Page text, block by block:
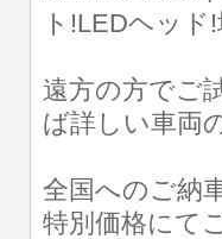
ト!LEDヘッ
遠方の方でご
ば詳しい車両
全国へのご納
特別価格にて